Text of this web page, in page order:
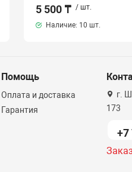
5 500 ₸ / шт.
Наличие: 10 шт.
Помощь
Оплата и доставка
Гарантия
г.
173
+7